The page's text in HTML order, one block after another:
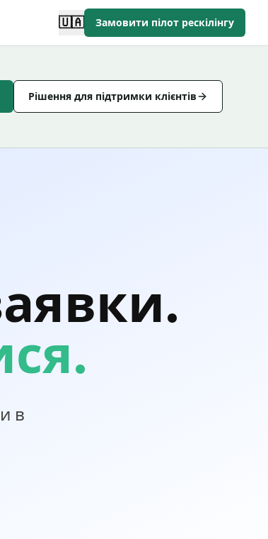
🇺🇦 Замовити пілот рескілінгу
Рішення для підтримки клієнтів
в